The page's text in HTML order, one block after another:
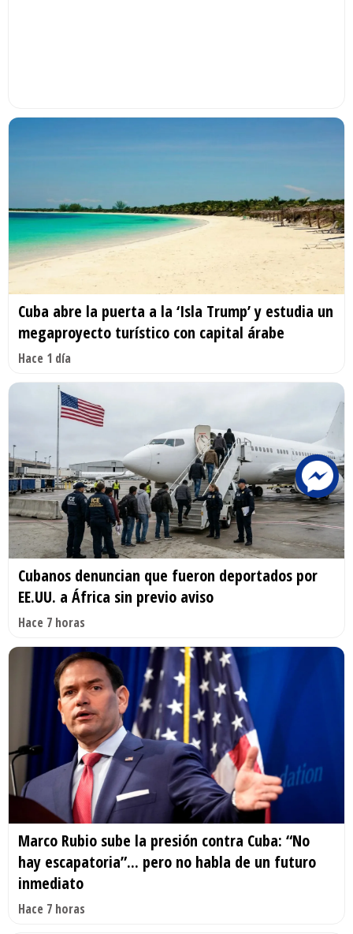
Cuba abre la puerta a la ‘Isla Trump’ y estudia un
megaproyecto turístico con capital árabe
Hace 1 día
Cubanos denuncian que fueron deportados por
EE.UU. a África sin previo aviso
Hace 7 horas
Marco Rubio sube la presión contra Cuba: “No
hay escapatoria”... pero no habla de un futuro
inmediato
Hace 7 horas